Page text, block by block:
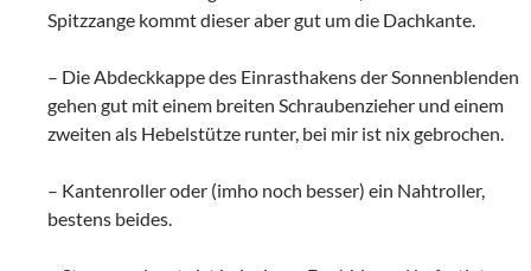
Spitzzange kommt dieser aber gut um die Dachkante.
– Die Abdeckkappe des Einrasthakens der Sonnenblenden
gehen gut mit einem breiten Schraubenzieher und einem
zweiten als Hebelstütze runter, bei mir ist nix gebrochen.
– Kantenroller oder (imho noch besser) ein Nahtroller,
bestens beides.